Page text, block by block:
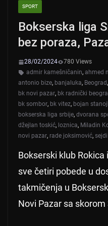
SPORT
Bokserska liga
bez poraza,
28/02/2024
780 Views
admir kamešničanin, ahmed
antonio bize, banjaluka, Beograd,
bk novi pazar, bk radnički
bk sombor, bk vitez, bojan
bokserska liga srbije, dvorana
džejlan toskić, loznica, Miladin
novi pazar, rade joksimović,
Bokserski klub
sve četiri pobede u
takmičenja u
Novi Pazar sa skorom